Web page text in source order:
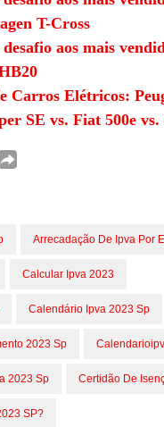
T-Cross
aos mais
Carros Elétricos:
SE vs. Fiat 500e
Arrecadação De Ipva Por
Calcular Ipva 2023
Calendário Ipva 2023 Sp
2023 Sp
2023 Sp Certidão De
SP?